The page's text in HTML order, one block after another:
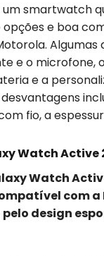
um smartwatch
e boa
Algumas
e o microfone,
e a
fio, a
Watch Active
Watch
com a
design